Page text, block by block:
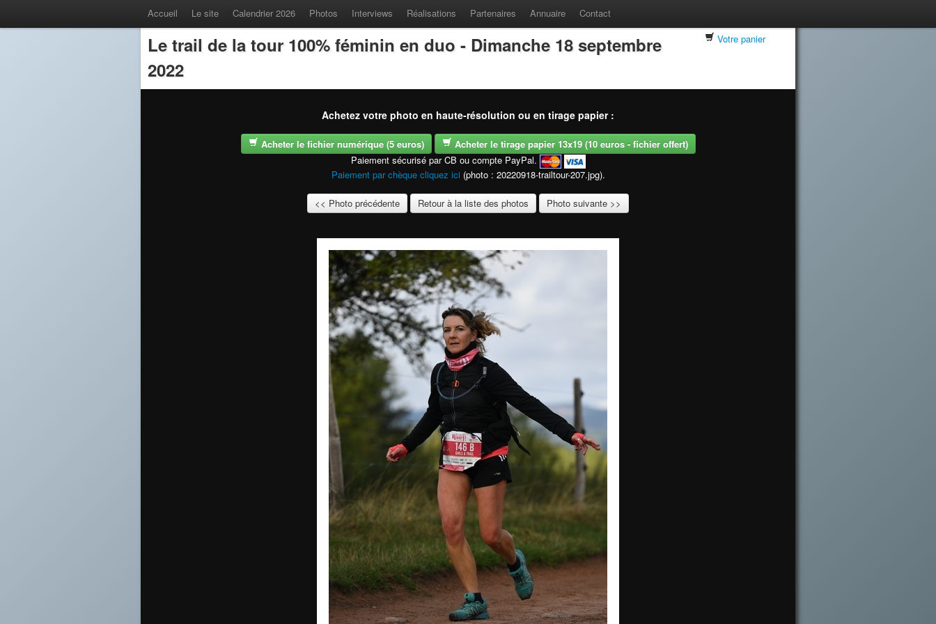
Accueil Le site Calendrier 2026 Photos Interviews Réalisations Partenaires Annuaire Contact
Le trail de la tour 100% féminin en duo - Dimanche 18 septembre
2022
Votre panier
Achetez votre photo en haute-résolution ou en tirage papier :
Acheter le fichier numérique (5 euros)
Acheter le tirage papier 13x19 (10 euros - fichier offert)
Paiement sécurisé par CB ou compte PayPal.
Paiement par chèque cliquez ici (photo : 20220918-trailtour-207.jpg).
<< Photo précédente Retour à la liste des photos Photo suivante >>